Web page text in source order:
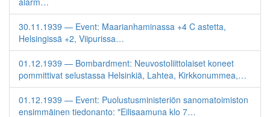
30.11.1939 — Event: Maarianhaminassa +4 C astetta,
Helsingissä +2, Viipurissa…
01.12.1939 — Bombardment: Neuvostoliittolaiset koneet
pommittivat selustassa Helsinkiä, Lahtea, Kirkkonummea,…
01.12.1939 — Event: Puolustusministeriön sanomatoimiston
ensimmäinen tiedonanto: "Eilisaamuna klo 7…